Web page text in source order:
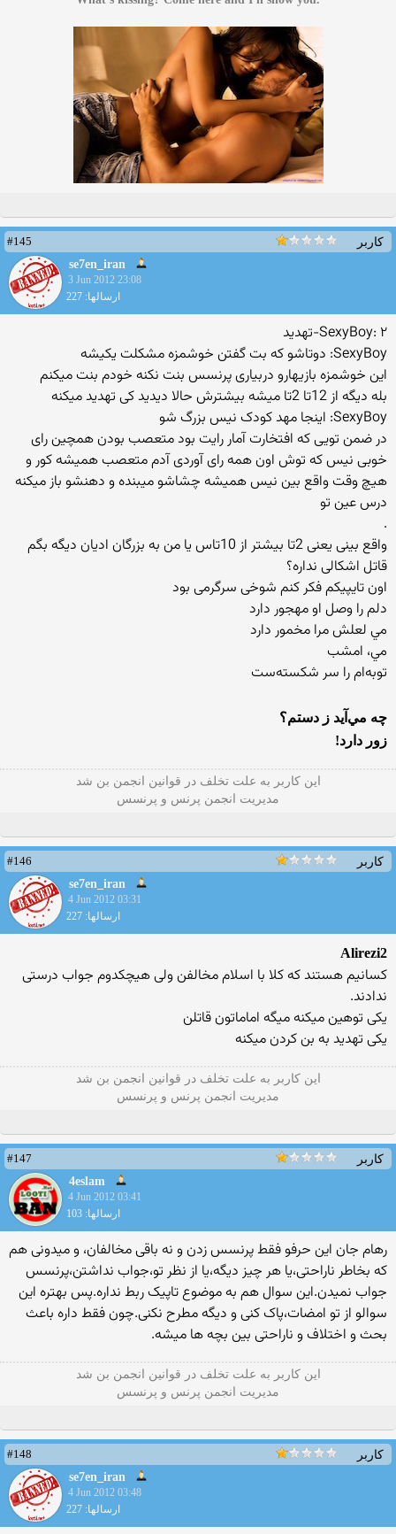
کاربر
#145
se7en_iran
3 Jun 2012 23:08
ارسالها: 227
SexyBoy: ۲-تهدید
SexyBoy: دوتاشو که بت گفتن خوشمزه مشکلت یکیشه
این خوشمزه بازیهارو دربیاری پرنسس بنت نکنه خودم بنت میکنم
بله ديگه از 12تا 2تا ميشه بيشترش حالا ديديد كى تهديد ميكنه
SexyBoy: اینجا مهد کودک نیس بزرگ شو
در ضمن تویی که افتخارت آمار رایت بود متعصب بودن همچین رای
خوبی نیس که توش اون همه رای آوردی آدم متعصب همیشه کور و
هیچ وقت واقع بین نیس همیشه چشاشو میبنده و دهنشو باز میکنه
درس عین تو
.
واقع بينى يعنى 2تا بيشتر از 10تاس يا من به بزرگان اديان ديگه بگم
قاتل اشكالى نداره؟
اون تايپيكم فكر كنم شوخى سرگرمى بود
دلم را وصل او مهجور دارد
مي لعلش مرا مخمور دارد
مي، امشب
توبه‌ام را سر شكسته‌ست
چه مي‌آيد ز دستم؟
زور دارد!
این كاربر به علت تخلف در قوانین انجمن بن شد
مدیریت انجمن پرنس و پرنسس
کاربر
#146
se7en_iran
4 Jun 2012 03:31
ارسالها: 227
Alirezi2
كسانيم هستند كه كلا با اسلام مخالفن ولى هيچكدوم جواب درستى
ندادند.
يكى توهين ميكنه ميگه اماماتون قاتلن
يكى تهديد به بن كردن ميكنه
این كاربر به علت تخلف در قوانین انجمن بن شد
مدیریت انجمن پرنس و پرنسس
کاربر
#147
4eslam
4 Jun 2012 03:41
ارسالها: 103
رهام جان این حرفو فقط پرنسس زدن و نه باقی مخالفان، و میدونی هم
که بخاطر ناراحتی،یا هر چیز دیگه،یا از نظر تو،جواب نداشتن،پرنسس
جواب نمیدن.این سوال هم به موضوع تاپیک ربط نداره.پس بهتره این
سوالو از تو امضات،پاک کنی و دیگه مطرح نکنی.چون فقط داره باعث
بحث و اختلاف و ناراحتی بین بچه ها میشه.
این كاربر به علت تخلف در قوانین انجمن بن شد
مدیریت انجمن پرنس و پرنسس
کاربر
#148
se7en_iran
4 Jun 2012 03:48
ارسالها: 227